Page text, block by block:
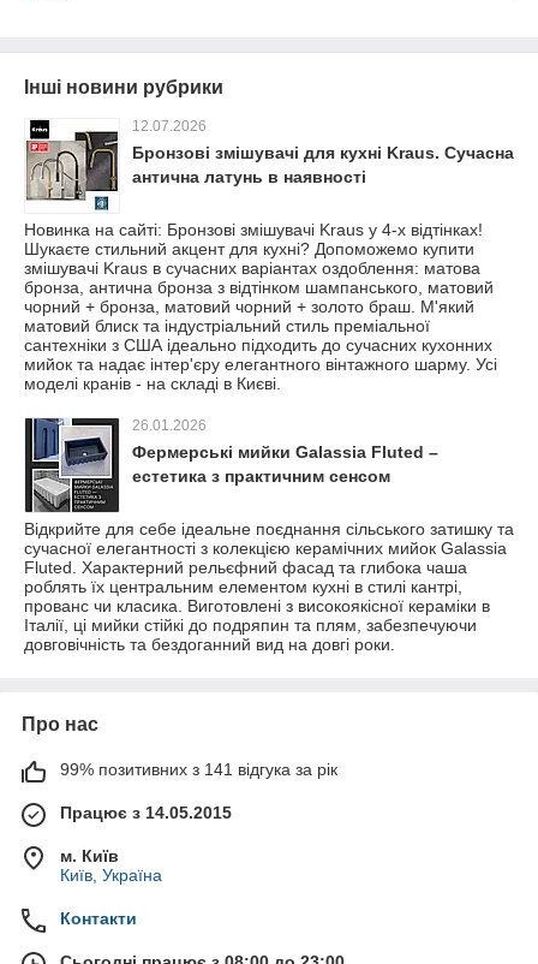
Інші новини рубрики
12.07.2026
Бронзові змішувачі для кухні Kraus. Сучасна
антична латунь в наявності
Новинка на сайті: Бронзові змішувачі Kraus у 4-х відтінках!
Шукаєте стильний акцент для кухні? Допоможемо купити
змішувачі Kraus в сучасних варіантах оздоблення: матова
бронза, антична бронза з відтінком шампанського, матовий
чорний + бронза, матовий чорний + золото браш. М'який
матовий блиск та індустріальний стиль преміальної
сантехніки з США ідеально підходить до сучасних кухонних
мийок та надає інтер'єру елегантного вінтажного шарму. Усі
моделі кранів - на складі в Києві.
26.01.2026
Фермерські мийки Galassia Fluted –
естетика з практичним сенсом
Відкрийте для себе ідеальне поєднання сільського затишку та
сучасної елегантності з колекцією керамічних мийок Galassia
Fluted. Характерний рельєфний фасад та глибока чаша
роблять їх центральним елементом кухні в стилі кантрі,
прованс чи класика. Виготовлені з високоякісної кераміки в
Італії, ці мийки стійкі до подряпин та плям, забезпечуючи
довговічність та бездоганний вид на довгі роки.
Про нас
99% позитивних з 141 відгука за рік
Працює з 14.05.2015
м. Київ
Київ, Україна
Контакти